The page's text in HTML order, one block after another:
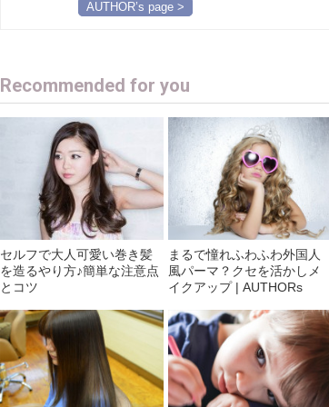
AUTHOR’s page >
Recommended for you
セルフで大人可愛い巻き髪
を造るやり方♪簡単な注意点
とコツ
まるで憧れふわふわ外国人
風パーマ？クセを活かしメ
イクアップ | AUTHORs